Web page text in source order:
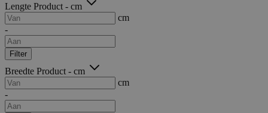
Lengte Product - cm
cm
-
Filter
Breedte Product - cm
cm
-